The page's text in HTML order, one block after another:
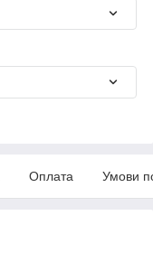
Оплата Умови